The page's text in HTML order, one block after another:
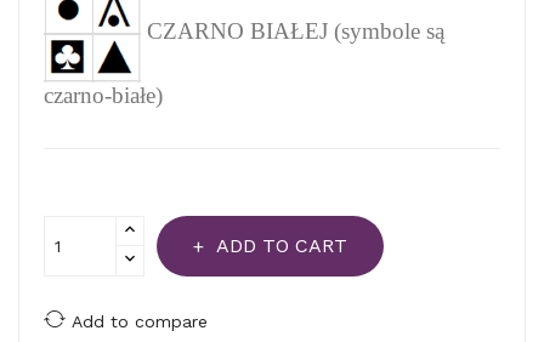
CZARNO BIAŁEJ (symbole są
czarno-białe)
ADD TO CART
Add to compare